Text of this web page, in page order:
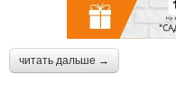
читать дальше →